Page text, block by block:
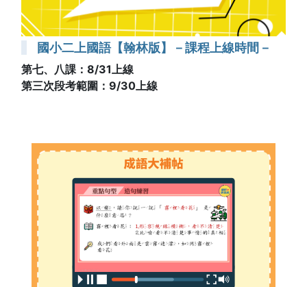
國小二上國語【翰林版】－課程上線時間－
第七、八課：8/31上線
第三次段考範圍：9/30上線